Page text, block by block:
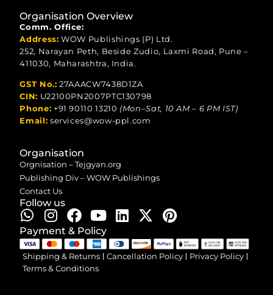
Organisation Overview
Comm. Office:
Address: WOW Publishings (P) Ltd.
252, Narayan Peth, Beside Zudio, Laxmi Road, Pune –
411030, Maharashtra, India.
GST No.: 27AAACW7438D1ZA
CIN: U22100PN2007PTC130798
Phone: +91 90110 13210 (Mon–Sat, 10 AM – 6 PM IST)
Email: services@wow-ppl.com
Organisation
Orgnisation – Tejgyan.org
Publishing Div – WOW Publishings
Contact Us
Follow us
Payment & Policy
Shipping & Returns Cancellation Policy
Privacy Policy
Terms & Conditions